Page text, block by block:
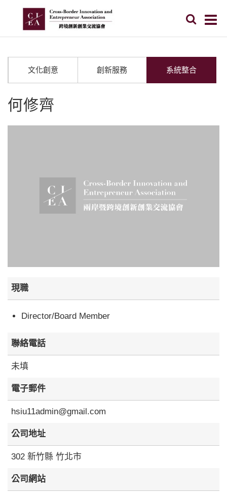
文化創意 創新服務 系統整合
何修齊
現職
Director/Board Member
聯絡電話
未填
電子郵件
hsiu11admin@gmail.com
公司地址
302 新竹縣 竹北市
公司網站